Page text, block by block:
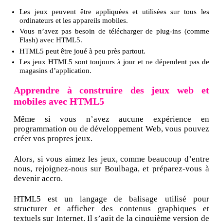
Les jeux peuvent être appliquées et utilisées sur tous les
ordinateurs et les appareils mobiles.
Vous n’avez pas besoin de télécharger de plug-ins (comme
Flash) avec HTML5.
HTML5 peut être joué à peu près partout.
Les jeux HTML5 sont toujours à jour et ne dépendent pas de
magasins d’application.
Apprendre à construire des jeux web et
mobiles avec HTML5
Même si vous n’avez aucune expérience en
programmation ou de développement Web, vous pouvez
créer vos propres jeux.
Alors, si vous aimez les jeux, comme beaucoup d’entre
nous, rejoignez-nous sur Boulbaga, et préparez-vous à
devenir accro.
HTML5 est un langage de balisage utilisé pour
structurer et afficher des contenus graphiques et
textuels sur Internet. Il s’agit de la cinquième version de